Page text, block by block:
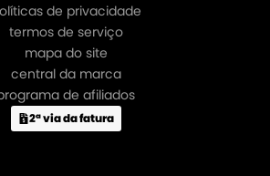
de privacidade
termos de serviço
mapa do site
central da marca
de afiliados
2ª via da fatura